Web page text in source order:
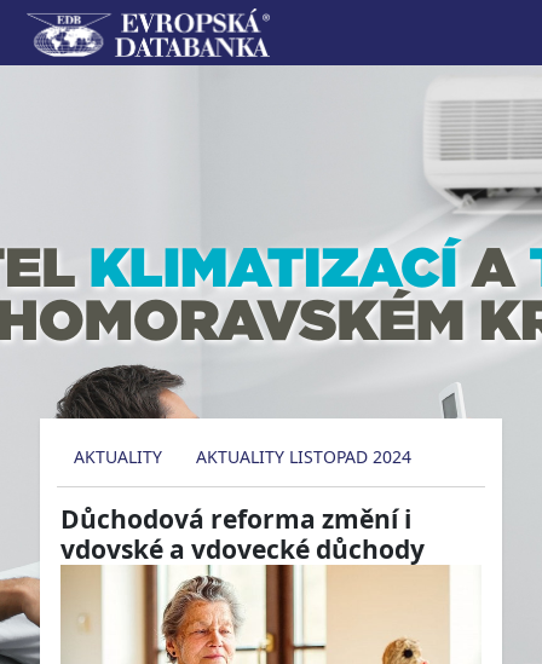
AKTUALITY AKTUALITY LISTOPAD 2024
Důchodová reforma změní i
vdovské a vdovecké důchody